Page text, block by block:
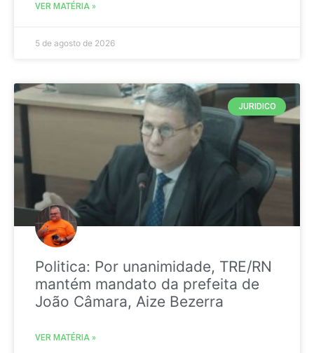
VER MATÉRIA »
5 de agosto de 2026
JURIDICO
Politica: Por unanimidade, TRE/RN
mantém mandato da prefeita de
João Câmara, Aize Bezerra
VER MATÉRIA »